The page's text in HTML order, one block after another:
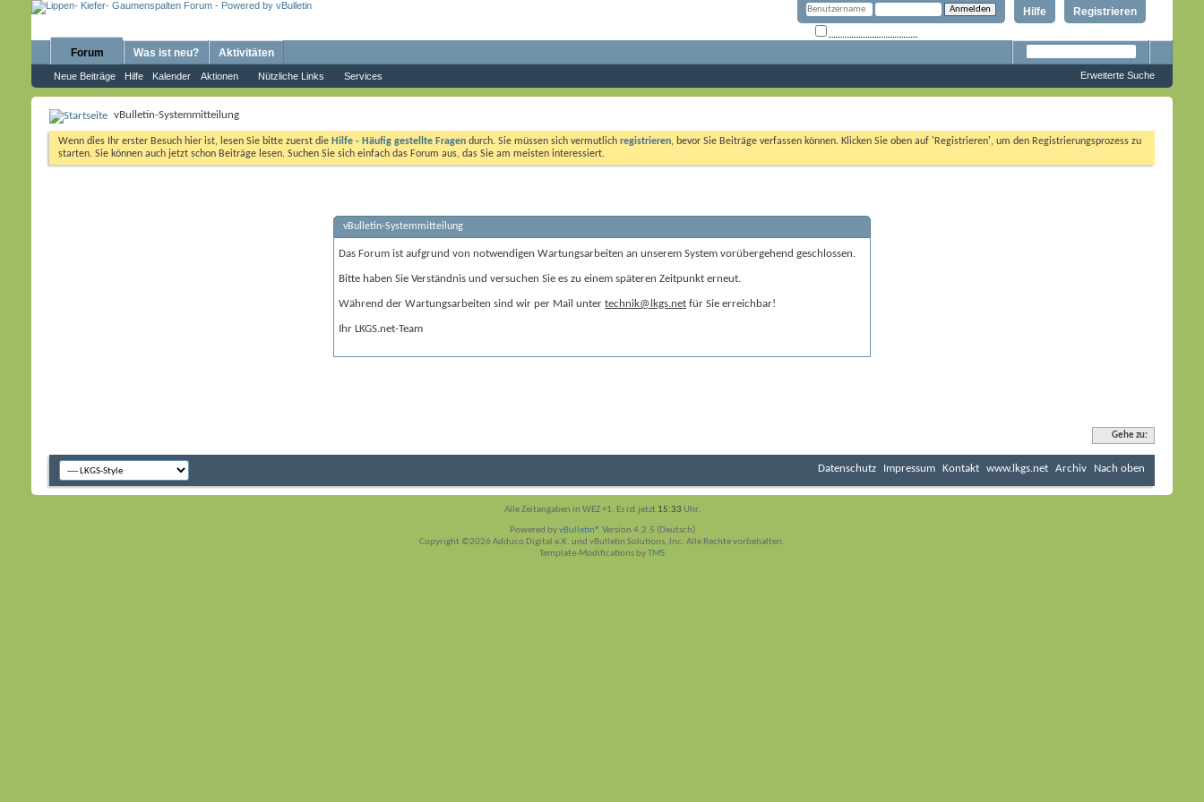
Registrieren
Hilfe
Forum
Neue Beiträge Hilfe Kalender Aktionen Nützliche Links Services
Was ist neu? Aktivitäten
Erweiterte Suche
vBulletin-Systemmitteilung
Wenn dies Ihr erster Besuch hier ist, lesen Sie bitte zuerst die Hilfe - Häufig gestellte Fragen durch. Sie müssen sich vermutlich registrieren, bevor Sie Beiträge verfassen können. Klicken Sie oben auf 'Registrieren', um den Registrierungsprozess zu
starten. Sie können auch jetzt schon Beiträge lesen. Suchen Sie sich einfach das Forum aus, das Sie am meisten interessiert.
vBulletin-Systemmitteilung
Das Forum ist aufgrund von notwendigen Wartungsarbeiten an unserem System vorübergehend geschlossen.
Bitte haben Sie Verständnis und versuchen Sie es zu einem späteren Zeitpunkt erneut.
Während der Wartungsarbeiten sind wir per Mail unter technik@lkgs.net für Sie erreichbar!
Ihr LKGS.net-Team
Gehe zu:
Datenschutz Impressum Kontakt www.lkgs.net Archiv Nach oben
Alle Zeitangaben in WEZ +1. Es ist jetzt 15:33 Uhr.
Powered byvBulletin® Version 4.2.5 (Deutsch)
Copyright ©2026 Adduco Digital e.K. und vBulletin Solutions, Inc. Alle Rechte vorbehalten.
Template-Modifications byTMS